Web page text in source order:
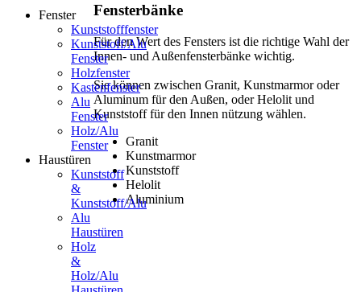
Fensterbänke
Für den Wert des Fensters ist die richtige Wahl der
Innen- und Außenfensterbänke wichtig.
Sie können zwischen Granit, Kunstmarmor oder
Aluminum für den Außen, oder Helolit und
Kunststoff für den Innen nützung wählen.
Granit
Kunstmarmor
Kunststoff
Helolit
Aluminium
Fenster
Kunststofffenster
Kunststoff/Alu
Fenster
Holzfenster
Kastenfenster
Alu
Fenster
Holz/Alu
Fenster
Haustüren
Kunststoff
&
Kunststoff/Alu
Alu
Haustüren
Holz
&
Holz/Alu